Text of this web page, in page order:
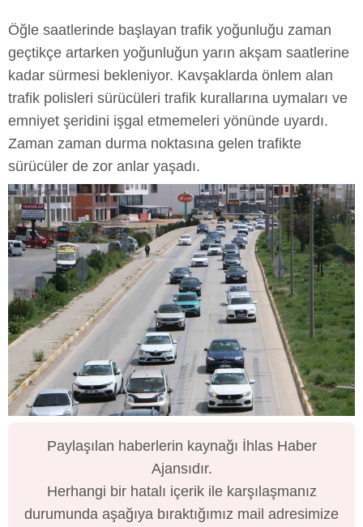
Öğle saatlerinde başlayan trafik yoğunluğu zaman
geçtikçe artarken yoğunluğun yarın akşam saatlerine
kadar sürmesi bekleniyor. Kavşaklarda önlem alan
trafik polisleri sürücüleri trafik kurallarına uymaları ve
emniyet şeridini işgal etmemeleri yönünde uyardı.
Zaman zaman durma noktasına gelen trafikte
sürücüler de zor anlar yaşadı.
Paylaşılan haberlerin kaynağı İhlas Haber
Ajansıdır.
Herhangi bir hatalı içerik ile karşılaşmanız
durumunda aşağıya bıraktığımız mail adresimize